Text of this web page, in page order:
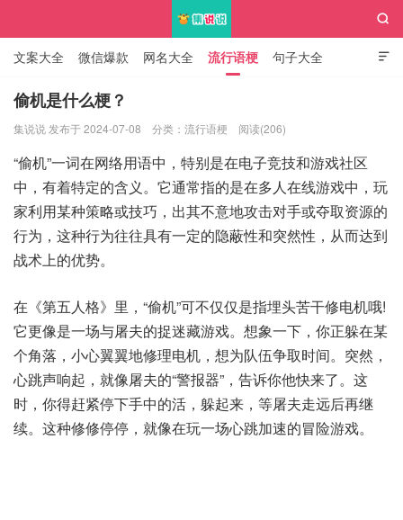

文案大全 微信爆款 网名大全 流行语梗 句子大全
知识大全

偷机是什么梗？
集说说 发布于 2024-07-08 分类： 流行语梗 阅读(206)
“偷机”一词在网络用语中，特别是在电子竞技和游戏社区
中，有着特定的含义。它通常指的是在多人在线游戏中，玩
家利用某种策略或技巧，出其不意地攻击对手或夺取资源的
行为，这种行为往往具有一定的隐蔽性和突然性，从而达到
战术上的优势。
在《第五人格》里，“偷机”可不仅仅是指埋头苦干修电机哦!
它更像是一场与屠夫的捉迷藏游戏。想象一下，你正躲在某
个角落，小心翼翼地修理电机，想为队伍争取时间。突然，
心跳声响起，就像屠夫的“警报器”，告诉你他快来了。这
时，你得赶紧停下手中的活，躲起来，等屠夫走远后再继
续。这种修修停停，就像在玩一场心跳加速的冒险游戏。